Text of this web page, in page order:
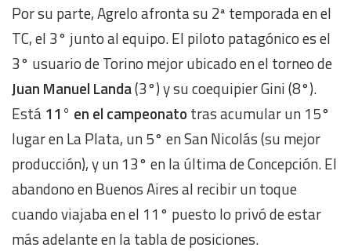
Por su parte, Agrelo afronta su 2ª temporada en el
TC, el 3° junto al equipo. El piloto patagónico es el
3° usuario de Torino mejor ubicado en el torneo de
Juan Manuel Landa(3°) y su coequipier Gini (8°).
Está 11° en el campeonato tras acumular un 15°
lugar en La Plata, un 5° en San Nicolás (su mejor
producción), y un 13° en la última de Concepción. El
abandono en Buenos Aires al recibir un toque
cuando viajaba en el 11° puesto lo privó de estar
más adelante en la tabla de posiciones.